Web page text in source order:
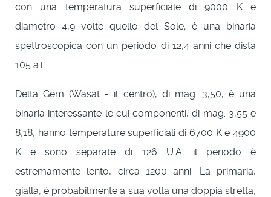
con una temperatura superficiale di 9000 K e
diametro 4,9 volte quello del Sole; è una binaria
spettroscopica con un periodo di 12,4 anni che dista
105 a.l.
Delta Gem (Wasat - il centro), di mag. 3,50, è una
binaria interessante le cui componenti, di mag. 3,55 e
8,18, hanno temperature superficiali di 6700 K e 4900
K e sono separate di 126 U.A; il periodo è
estremamente lento, circa 1200 anni. La primaria,
gialla, è probabilmente a sua volta una doppia stretta,